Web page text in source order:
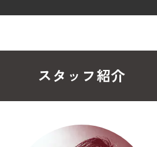
スタッフ紹介